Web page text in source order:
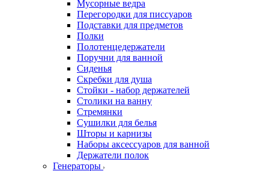
Мусорные ведра
Перегородки для писсуаров
Подставки для предметов
Полки
Полотенцедержатели
Поручни для ванной
Сиденья
Скребки для душа
Стойки - набор держателей
Столики на ванну
Стремянки
Сушилки для белья
Шторы и карнизы
Наборы аксессуаров для ванной
Держатели полок
Генераторы